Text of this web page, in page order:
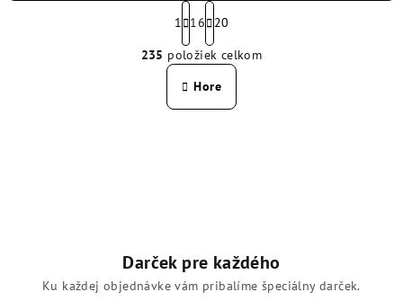
O
v
l
á
v
k
S
t
r
á
n
k
o
1 16
20
235 položiek celkom
Hore
Darček pre každého
Ku každej objednávke vám pribalíme špeciálny darček.